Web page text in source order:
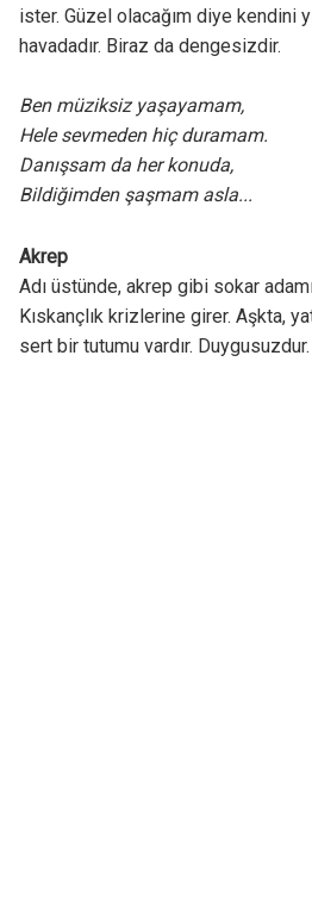
ister. Güzel olacağım diye kendini
havadadır. Biraz da dengesizdir.
Ben müziksiz yaşayamam,
Hele sevmeden hiç duramam.
Danışsam da her konuda,
Bildiğimden şaşmam asla...
Akrep
Adı üstünde, akrep gibi sokar
Kıskançlık krizlerine girer. Aşkta,
sert bir tutumu vardır. Duygusuzdur.